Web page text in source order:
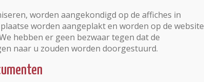
worden aangekondigd op de affiches in
worden aangeplakt en worden op de website
hebben er geen bezwaar tegen dat de
naar u zouden worden doorgestuurd.